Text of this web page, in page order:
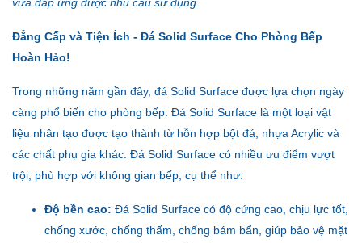
Đẳng Cấp và Tiện Ích - Đá Solid Surface Cho Phòng Bếp
Hoàn Hảo!
Trong những năm gần đây, đá Solid Surface được lựa chọn ngày
càng phổ biến cho phòng bếp. Đá Solid Surface là một loại vật
liệu nhân tạo được tạo thành từ hỗn hợp bột đá, nhựa Acrylic và
các chất phụ gia khác. Đá Solid Surface có nhiều ưu điểm vượt
trội, phù hợp với không gian bếp, cụ thể như:
Độ bền cao: Đá Solid Surface có độ cứng cao, chịu lực tốt,
chống xước, chống thấm, chống bám bẩn, giúp bảo vệ mặt